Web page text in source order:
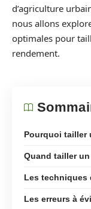
d’agriculture
nous allons
optimales pour
rendement.
Pourquoi tailler
Quand tailler
Les techniques
Les erreurs à